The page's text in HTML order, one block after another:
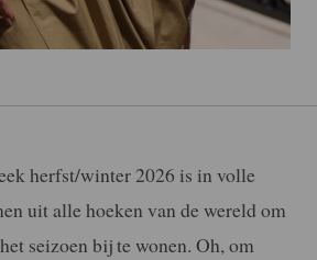
herfst/winter 2026 is in volle
uit alle hoeken van de wereld om
seizoen bij te wonen. Oh, om